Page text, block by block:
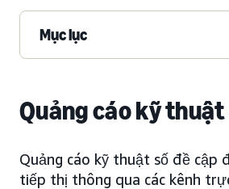
Mục lục
Quảng cáo kỹ thuật
Quảng cáo kỹ thuật số đề cập
tiếp thị thông qua các kênh